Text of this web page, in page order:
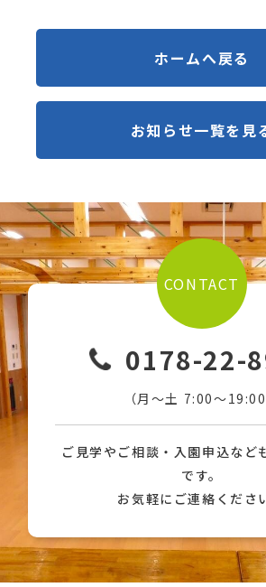
ホームへ戻る
お知らせ一覧を見
CONTACT
0178-22-
（月〜土 7:00〜19:00
ご見学やご相談・入園申込など
です。
お気軽にご連絡くださ